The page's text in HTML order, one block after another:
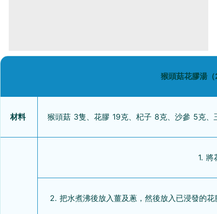
猴頭菇花膠湯
材料 猴頭菇 3隻、花膠 19克、杞子 8克、沙參 5克
1. 將
2. 把水煮沸後放入薑及蔥，然後放入已浸發的